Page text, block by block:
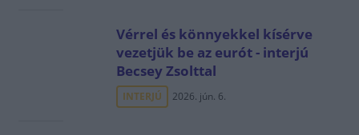
Vérrel és könnyekkel kísérve
vezetjük be az eurót - interjú
Becsey Zsolttal
INTERJÚ 2026. jún. 6.